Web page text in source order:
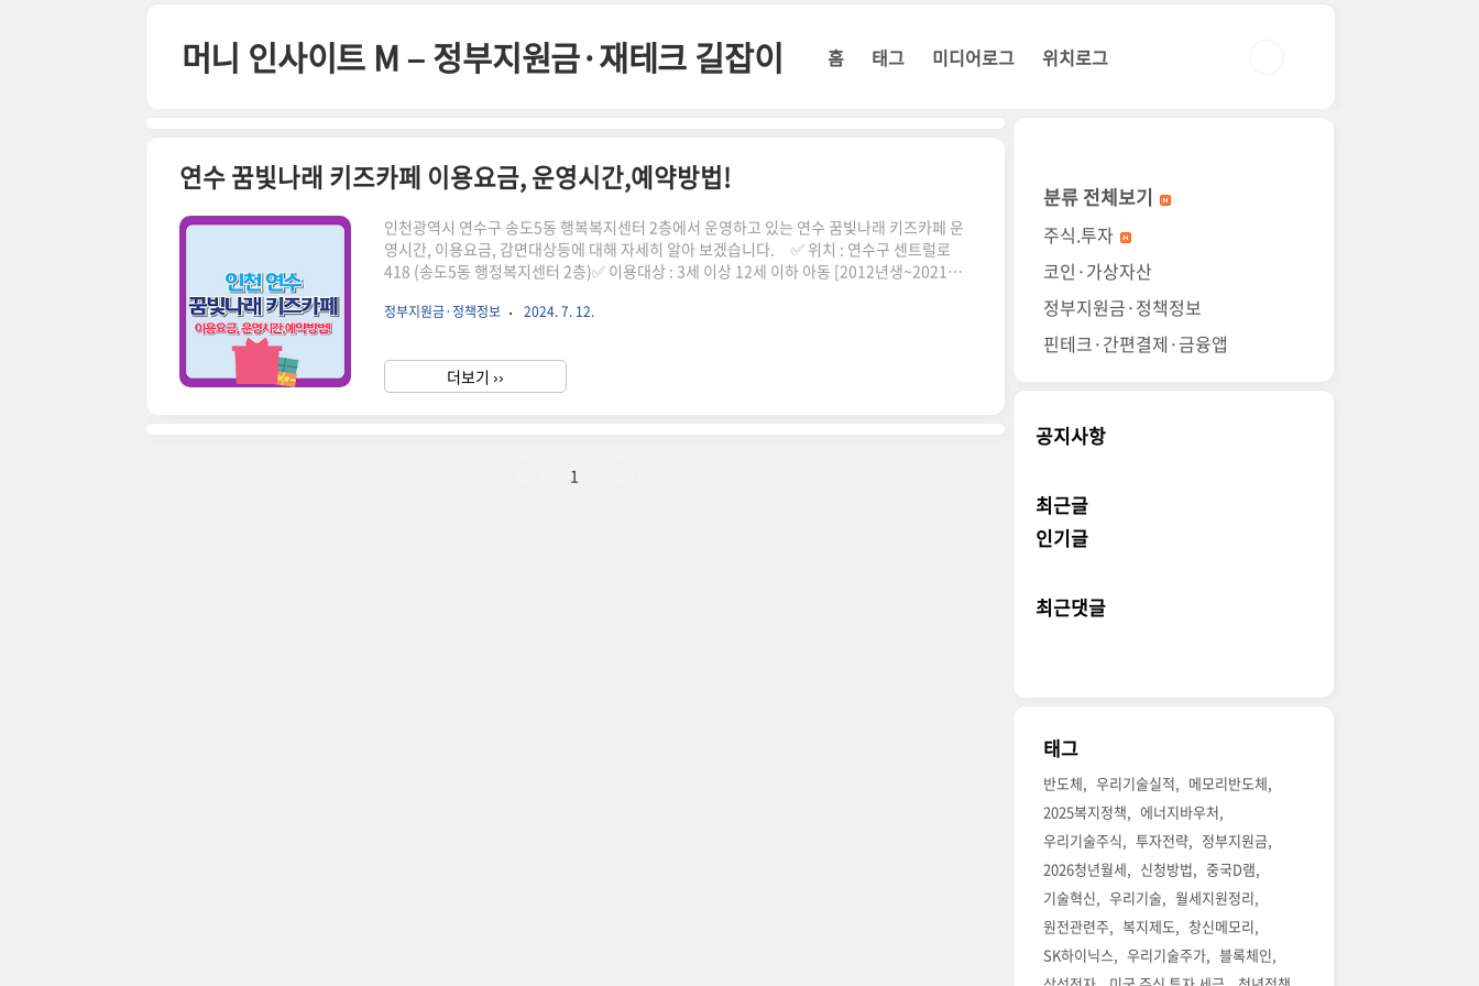
머니 인사이트 M – 정부지원금·재테크 길잡이 홈 태그 미디어로그 위치로그
연수 꿈빛나래 키즈카페 이용요금, 운영시간,예약방법!
인천광역시 연수구 송도5동 행복복지센터 2층에서 운영하고 있는 연수 꿈빛나래 키즈카페 운
영시간, 이용요금, 감면대상등에 대해 자세히 알아 보겠습니다. ✅ 위치 : 연수구 센트럴로
418 (송도5동 행정복지센터 2층)✅ 이용대상 : 3세 이상 12세 이하 아동 [2012년생~2021년
매주 화요일부터 일요일까지(휴관일 제외하고 매일 운영)✅ 휴관일 : 1월1일, 설날연휴 3일, 추
전예약 ⇨ 방문(접수증 작성 및 지참서류 확인) ⇨ 결제 ⇨ 입장✅ 예약오픈 : 매주 수요일 10
시, 다음 주(화~일..
정부지원금·정책정보 2024. 7. 12.
더보기 ››
1
분류 전체보기
주식.투자
코인·가상자산
정부지원금·정책정보
핀테크·간편결제·금융앱
공지사항
최근글
인기글
최근댓글
태그
반도체 우리기술실적
메모리반도체
2025복지정책
에너지바우처
우리기술주식
투자전략
정부지원금
2026청년월세
신청방법
중국D램
기술혁신
우리기술
월세지원정리
원전관련주
복지제도
창신메모리
SK하이닉스
우리기술주가
블록체인